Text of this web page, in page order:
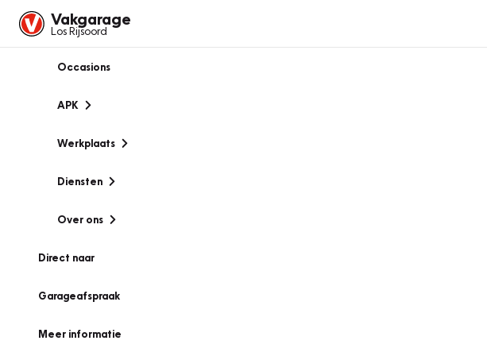
Vakgarage
Los Rijsoord
Occasions
APK
Werkplaats
Diensten
Over ons
Direct naar
Garageafspraak
Meer informatie